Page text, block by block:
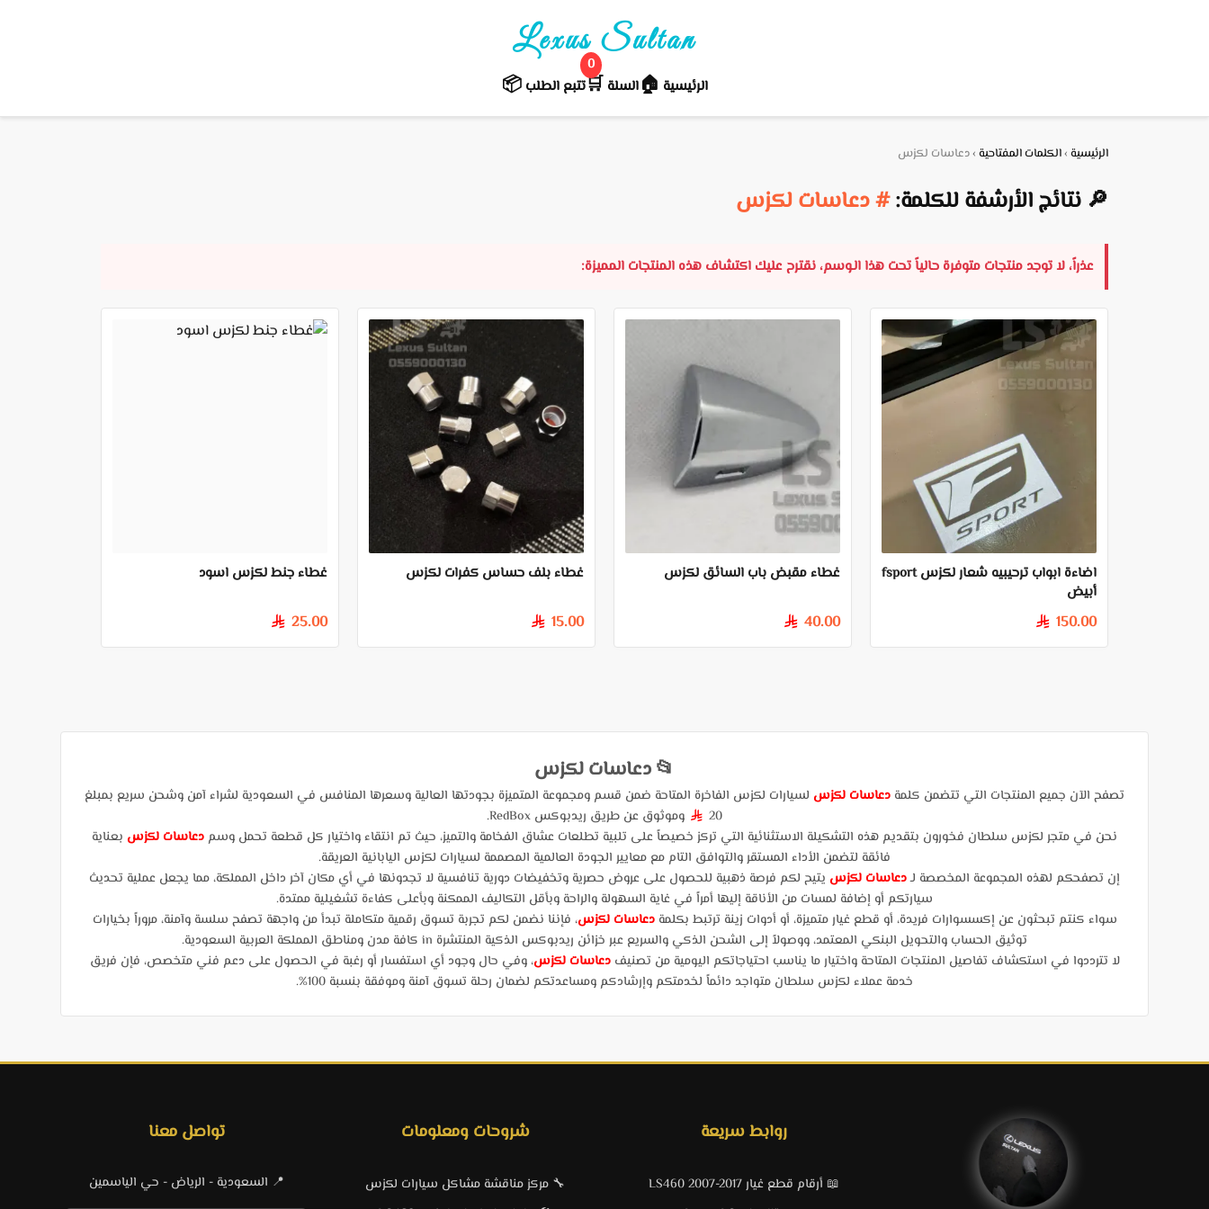
Lexus Sultan
الرئيسية 🏠السلة 🛒️
0
تتبع الطلب📦
الرئيسية ›الكلمات المفتاحية ›دعاسات لكزس
🔎 نتائج الأرشفة للكلمة:# دعاسات لكزس
عذراً، لا توجد منتجات متوفرة حالياً تحت هذا الـوسم، نقترح عليك اكتشاف هذه المنتجات المميزة:
اضاءة ابواب ترحيبيه شعار لكزس fsport
أبيض
150.00
§
غطاء مقبض باب السائق لكزس
40.00
§
غطاء بلف حساس كفرات لكزس
15.00
§
غطاء جنط لكزس اسود
25.00
§
📂 دعاسات لكزس
تصفح الآن جميع المنتجات التي تتضمن كلمة دعاسات لكزس لسيارات لكزس الفاخرة المتاحة ضمن قسم ومجموعة المتميزة بجودتها العالية وسعرها المنافس في السعودية لشراء آمن وشحن سريع بمبلغ
20
§ وموثوق عن طريق ريدبوكس RedBox.
نحن في متجر لكزس سلطان فخورون بتقديم هذه التشكيلة الاستثنائية التي تركز خصيصاً على تلبية تطلعات عشاق الفخامة والتميز، حيث تم انتقاء واختيار كل قطعة تحمل وسم دعاسات لكزس بعناية
فائقة لتضمن الأداء المستقر والتوافق التام مع معايير الجودة العالمية المصممة لسيارات لكزس اليابانية العريقة.
إن تصفحكم لهذه المجموعة المخصصة لـدعاسات لكزس يتيح لكم فرصة ذهبية للحصول على عروض حصرية وتخفيضات دورية تنافسية لا تجدونها في أي مكان آخر داخل المملكة، مما يجعل عملية تحديث
سيارتكم أو إضافة لمسات من الأناقة إليها أمراً في غاية السهولة والراحة وبأقل التكاليف الممكنة وبأعلى كفاءة تشغيلية ممتدة.
سواء كنتم تبحثون عن إكسسوارات فريدة، أو قطع غيار متميزة، أو أدوات زينة ترتبط بكلمةدعاسات لكزس، فإننا نضمن لكم تجربة تسوق رقمية متكاملة تبدأ من واجهة تصفح سلسة وآمنة، مروراً بخيارات
توثيق الحساب والتحويل البنكي المعتمد، ووصولاً إلى الشحن الذكي والسريع عبر خزائن ريدبوكس الذكية المنتشرة in كافة مدن ومناطق المملكة العربية السعودية.
لا تترددوا في استكشاف تفاصيل المنتجات المتاحة واختيار ما يناسب احتياجاتكم اليومية من تصنيفدعاسات لكزس، وفي حال وجود أي استفسار أو رغبة في الحصول على دعم فني متخصص، فإن فريق
خدمة عملاء لكزس سلطان متواجد دائماً لخدمتكم وإرشادكم ومساعدتكم لضمان رحلة تسوق آمنة وموفقة بنسبة 100%.
روابط سريعة
📖 أرقام قطع غيار LS460 2007-2017
شروحات ومعلومات
🔧 مركز مناقشة مشاكل سيارات لكزس
تواصل معنا
📍 السعودية - الرياض - حي الياسمين